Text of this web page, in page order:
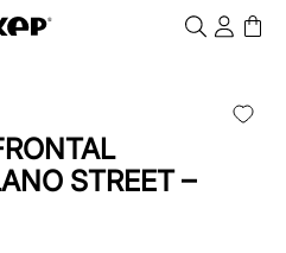
STREET –